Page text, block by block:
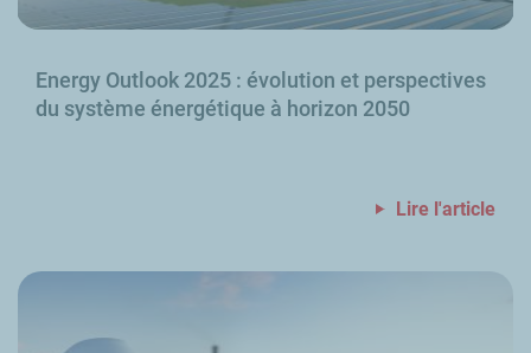
Energy Outlook 2025 : évolution et perspectives
du système énergétique à horizon 2050
Lire l'article